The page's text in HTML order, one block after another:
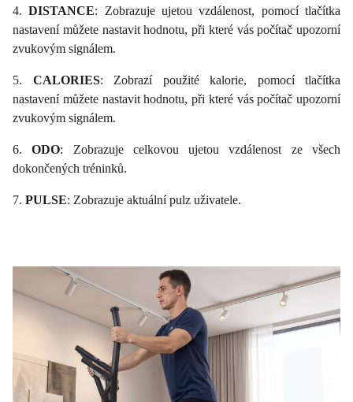
4.DISTANCE: Zobrazuje ujetou vzdálenost, pomocí tlačítka
nastavení můžete nastavit hodnotu, při které vás počítač upozorní
zvukovým signálem.
5. CALORIES: Zobrazí použité kalorie, pomocí tlačítka
nastavení můžete nastavit hodnotu, při které vás počítač upozorní
zvukovým signálem.
6.ODO: Zobrazuje celkovou ujetou vzdálenost ze všech
dokončených tréninků.
7. PULSE: Zobrazuje aktuální pulz uživatele.